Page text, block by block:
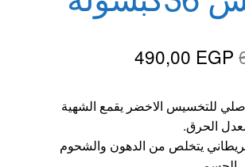
تاخير القذف
السعر
هو:
650,00 EGP.
490,00 EGP
السعر
هو:
490,00 EGP.
للتخسيس الاخضر يقمع الشهية
الحرق.
يتخلص من الدهون والشحوم